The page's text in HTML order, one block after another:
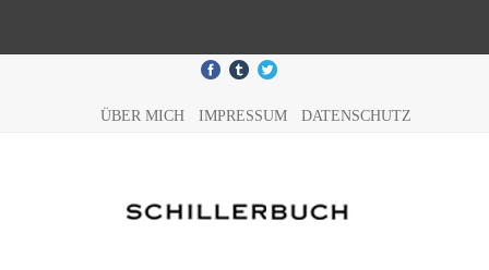
ÜBER MICH IMPRESSUM DATENSCHUTZ